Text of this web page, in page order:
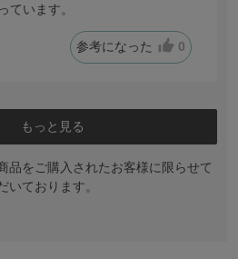
ています。
参考になった 0
もっと見る
品をご購入されたお客様に限らせて
いております。